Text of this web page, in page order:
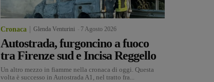
Cronaca Glenda Venturini 7 Agosto 2026
Autostrada, furgoncino a fuoco
tra Firenze sud e Incisa Reggello
Un altro mezzo in fiamme nella cronaca di oggi. Questa
volta è successo in Autostrada A1, nel tratto fra...